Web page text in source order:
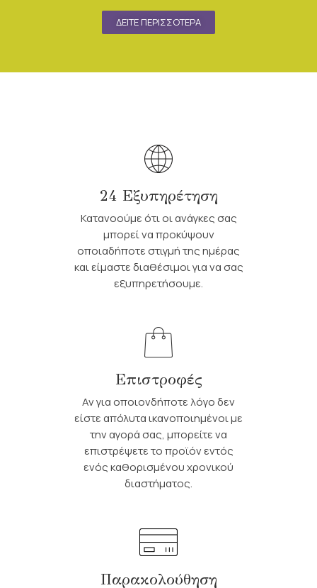
ΔΕΙΤΕ ΠΕΡΙΣΣΟΤΕΡΑ
24 Εξυπηρέτηση
Κατανοούμε ότι οι ανάγκες σας
μπορεί να προκύψουν
οποιαδήποτε στιγμή της ημέρας
και είμαστε διαθέσιμοι για να σας
εξυπηρετήσουμε.
Επιστροφές
Αν για οποιονδήποτε λόγο δεν
είστε απόλυτα ικανοποιημένοι με
την αγορά σας, μπορείτε να
επιστρέψετε το προϊόν εντός
ενός καθορισμένου χρονικού
διαστήματος.
Παρακολούθηση